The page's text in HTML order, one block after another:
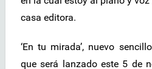
casa editora.
‘En tu mirada’, nuevo
que será lanzado este 5 de